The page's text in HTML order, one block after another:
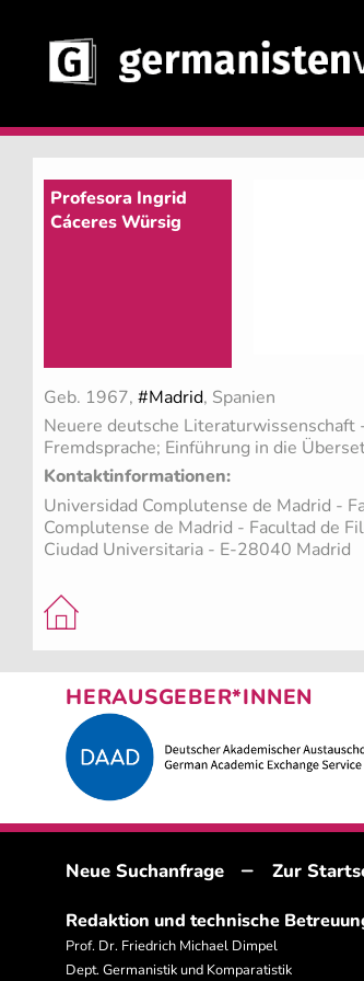
Profesora Ingrid
Cáceres Würsig
Geb. 1967, #Madrid, Spanien
Neuere deutsche Literaturwissenschaft
Fremdsprache; Einführung in die
Kontaktinformationen:
Universidad Complutense de Madrid -
Complutense de Madrid - Facultad de
Ciudad Universitaria - E-28040 Madrid
HERAUSGEBER*INNEN
Neue Suchanfrage – Zur
Redaktion und technische
Prof. Dr. Friedrich Michael Dimpel
Dept. Germanistik und Komparatistik